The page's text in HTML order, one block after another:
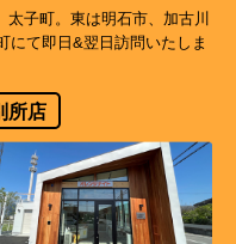
子町。東は明石市、加古川
にて即日&翌日訪問いたしま
所店